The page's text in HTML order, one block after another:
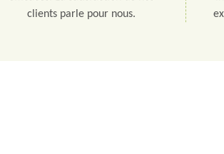
clients parle pour nous.